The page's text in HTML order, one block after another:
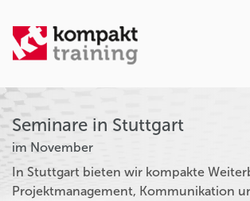
Seminare in Stuttgart
im November
In Stuttgart bieten wir kompakte
Projektmanagement, Kommunikation